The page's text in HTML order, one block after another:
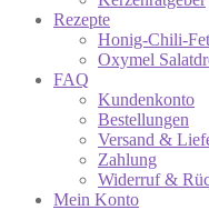
Rezepte
Honig-Chili-
Oxymel
FAQ
Kundenkonto
Bestellungen
Versand &
Zahlung
Widerruf &
Mein Konto